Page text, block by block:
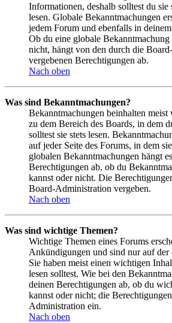
Informationen, deshalb solltest du
lesen. Globale Bekanntmachungen
jedem Forum und ebenfalls in
Ob du eine globale Bekanntmachung
nicht, hängt von den durch die
vergebenen Berechtigungen ab.
Nach oben
Was sind Bekanntmachungen?
Bekanntmachungen beinhalten
zu dem Bereich des Boards, in dem
solltest sie stets lesen.
auf jeder Seite des Forums, in dem
globalen Bekanntmachungen hängt
Berechtigungen ab, ob du
kannst oder nicht. Die
Board-Administration vergeben.
Nach oben
Was sind wichtige Themen?
Wichtige Themen eines Forums
Ankündigungen und sind nur auf der
Sie haben meist einen wichtigen
lesen solltest. Wie bei den
deinen Berechtigungen ab, ob du
kannst oder nicht; die
Administration ein.
Nach oben